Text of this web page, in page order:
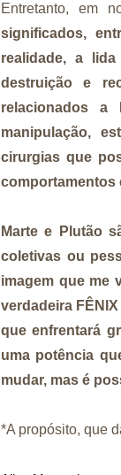
Entretanto, em
significados,
realidade, a
destruição e
relacionados a
manipulação,
cirurgias que
comportamentos
Marte e Plutão
coletivas ou
imagem que me
verdadeira
que enfrentará
uma potência
mudar, mas é
*A propósito, que